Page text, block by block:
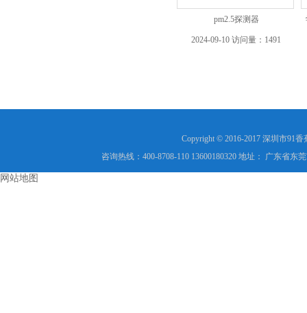
pm2.5探测器
2024-09-10 访问量：1491
Copyright © 2016-2017 深圳市91
咨询热线：400-8708-110 13600180320 地址： 广东省东
网站地图